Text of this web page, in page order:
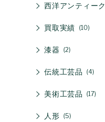
西洋アンティーク
買取実績 10
漆器 2
伝統工芸品 4
美術工芸品 17
人形 5